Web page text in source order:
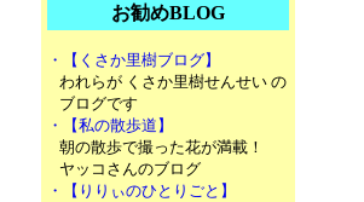
お勧めBLOG
・【くさか里樹ブログ】
われらが くさか里樹せんせい の
ブログです
・【私の散歩道】
朝の散歩で撮った花が満載！
ヤッコさんのブログ
・【りりぃのひとりごと】